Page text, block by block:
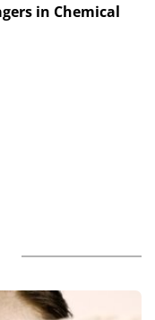
in Chemical